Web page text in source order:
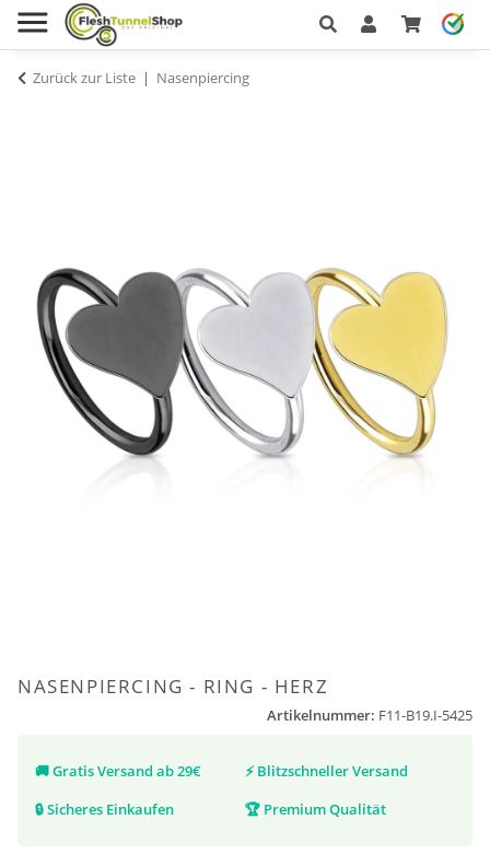
Zurück zur Liste Nasenpiercing
NASENPIERCING - RING - HERZ
Artikelnummer: F11-B19.I-5425
🚚Gratis Versand ab 29€ ⚡ Blitzschneller Versand
🔒Sicheres Einkaufen 🏆 Premium Qualität